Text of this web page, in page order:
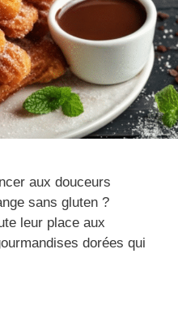
aux douceurs
sans gluten ?
leur place aux
dorées qui